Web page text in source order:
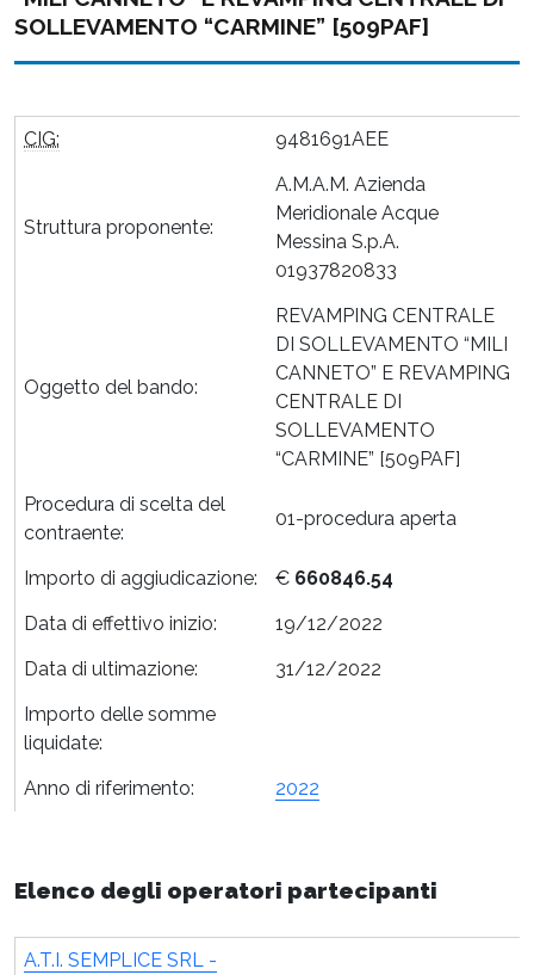
SOLLEVAMENTO “CARMINE” [509PAF]
CIG: 9481691AEE
Struttura proponente:
A.M.A.M. Azienda
Meridionale Acque
Messina S.p.A.
01937820833
Oggetto del bando:
REVAMPING CENTRALE
DI SOLLEVAMENTO “MILI
CANNETO” E REVAMPING
CENTRALE DI
SOLLEVAMENTO
“CARMINE” [509PAF]
Procedura di scelta del
contraente:
01-procedura aperta
Importo di aggiudicazione: € 660846.54
Data di effettivo inizio:
19/12/2022
Data di ultimazione:
31/12/2022
Importo delle somme
liquidate:
Anno di riferimento:
2022
Elenco degli operatori partecipanti
A.T.I. SEMPLICE SRL -